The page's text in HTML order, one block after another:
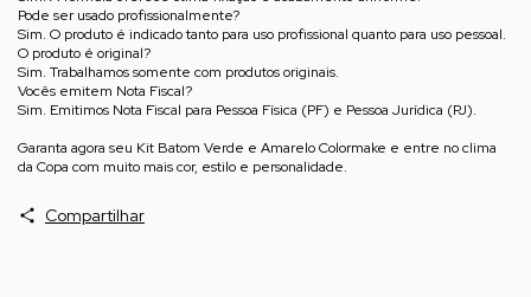
Pode ser usado profissionalmente?
Sim. O produto é indicado tanto para uso profissional quanto para uso pessoal.
O produto é original?
Sim. Trabalhamos somente com produtos originais.
Vocês emitem Nota Fiscal?
Sim. Emitimos Nota Fiscal para Pessoa Física (PF) e Pessoa Jurídica (PJ).
Garanta agora seu Kit Batom Verde e Amarelo Colormake e entre no clima
da Copa com muito mais cor, estilo e personalidade.
Compartilhar